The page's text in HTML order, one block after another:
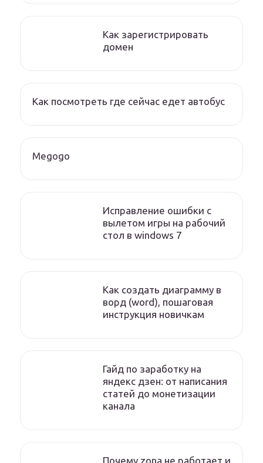
Как зарегистрировать
домен
Как посмотреть где сейчас едет автобус
Megogo
Исправление ошибки с
вылетом игры на рабочий
стол в windows 7
Как создать диаграмму в
ворд (word), пошаговая
инструкция новичкам
Гайд по заработку на
яндекс дзен: от написания
статей до монетизации
канала
Почему zona не работает и